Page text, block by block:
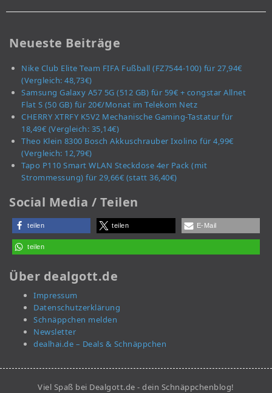
Neueste Beiträge
Nike Club Elite Team FIFA Fußball (FZ7544-100) für 27,94€
(Vergleich: 48,73€)
Samsung Galaxy A57 5G (512 GB) für 59€ + congstar Allnet
Flat S (50 GB) für 20€/Monat im Telekom Netz
CHERRY XTRFY K5V2 Mechanische Gaming-Tastatur für
18,49€ (Vergleich: 35,14€)
Theo Klein 8300 Bosch Akkuschrauber Ixolino für 4,99€
(Vergleich: 12,79€)
Tapo P110 Smart WLAN Steckdose 4er Pack (mit
Strommessung) für 29,66€ (statt 36,40€)
Social Media / Teilen
teilen teilen E-Mail
teilen
Über dealgott.de
Impressum
Datenschutzerklärung
Schnäppchen melden
Newsletter
dealhai.de – Deals & Schnäppchen
Viel Spaß bei Dealgott.de - dein Schnäppchenblog!